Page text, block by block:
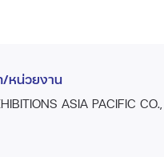
หน่วยงาน
ASIA PACIFIC CO.,